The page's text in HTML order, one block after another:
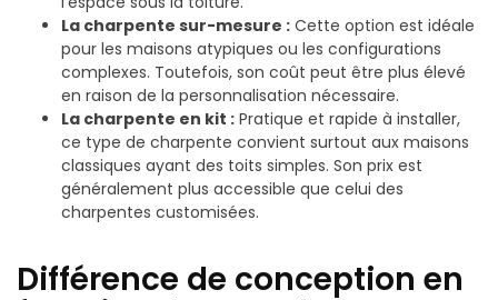
La charpente sur-mesure : Cette option est idéale
pour les maisons atypiques ou les configurations
complexes. Toutefois, son coût peut être plus élevé
en raison de la personnalisation nécessaire.
La charpente en kit : Pratique et rapide à installer,
ce type de charpente convient surtout aux maisons
classiques ayant des toits simples. Son prix est
généralement plus accessible que celui des
charpentes customisées.
Différence de conception en